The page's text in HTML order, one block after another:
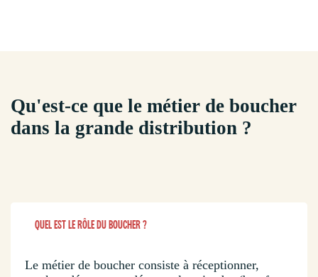
Qu'est-ce que le métier de boucher
dans la grande distribution ?
QUEL EST LE RÔLE DU BOUCHER ?
Le métier de boucher consiste à réceptionner,